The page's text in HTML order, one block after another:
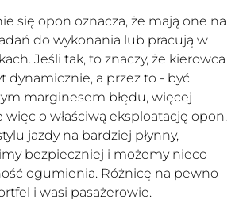
się opon oznacza, że mają one na
do wykonania lub pracują w
Jeśli tak, to znaczy, że kierowca
dynamicznie, a przez to - być
marginesem błędu, więcej
więc o właściwą eksploatację opon,
jazdy na bardziej płynny,
bezpieczniej i możemy nieco
ogumienia. Różnicę na pewno
i wasi pasażerowie.